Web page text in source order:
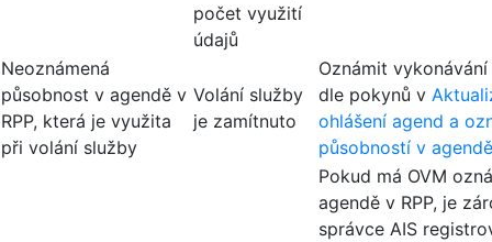
počet využití
údajů
Neoznámená
působnost v agendě v
RPP, která je využita
při volání služby
Volání služby
je zamítnuto
Oznámit
dle pokynů v
ohlášení agend a
působností v agendě
Pokud má OVM
agendě v RPP, je
správce AIS